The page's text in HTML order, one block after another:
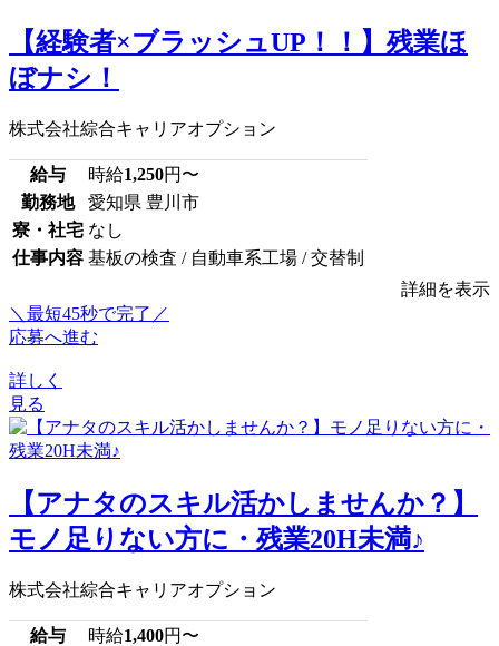
【経験者×ブラッシュUP！！】残業ほ
ぼナシ！
株式会社綜合キャリアオプション
給与 時給1,250円〜
勤務地
愛知県 豊川市
寮・社宅 なし
仕事内容 基板の検査 / 自動車系工場 / 交替制
詳細を表示
＼最短45秒で完了／
応募へ進む
詳しく
見る
【アナタのスキル活かしませんか？】
モノ足りない方に・残業20H未満♪
株式会社綜合キャリアオプション
給与 時給1,400円〜